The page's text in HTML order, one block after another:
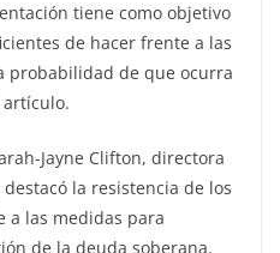
tiene como objetivo
de hacer frente a las
probabilidad de que ocurra
Jayne Clifton, directora
la resistencia de los
a las medidas para
de la deuda soberana.